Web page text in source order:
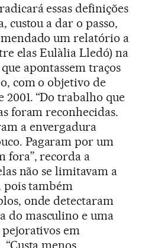
essas definições
custou a dar o passo,
um relatório a
elas Eulàlia Lledó) na
apontassem traços
com o objetivo de
“Do trabalho que
foram reconhecidas.
a envergadura
Pagaram por um
fora”, recorda a
não se limitavam a
pois também
onde detectaram
do masculino e uma
pejorativos em
menos